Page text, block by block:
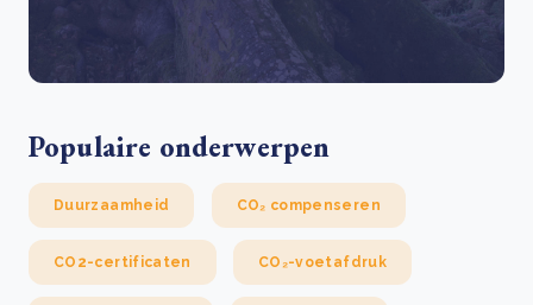
Populaire onderwerpen
Duurzaamheid CO₂ compenseren
CO2-certificaten CO₂-voetafdruk